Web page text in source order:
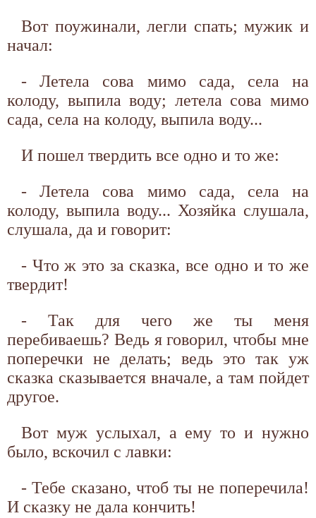
Вот поужинали, легли спать; мужик и
начал:
- Летела сова мимо сада, села на
колоду, выпила воду; летела сова мимо
сада, села на колоду, выпила воду...
И пошел твердить все одно и то же:
- Летела сова мимо сада, села на
колоду, выпила воду... Хозяйка слушала,
слушала, да и говорит:
- Что ж это за сказка, все одно и то же
твердит!
- Так для чего же ты меня
перебиваешь? Ведь я говорил, чтобы мне
поперечки не делать; ведь это так уж
сказка сказывается вначале, а там пойдет
другое.
Вот муж услыхал, а ему то и нужно
было, вскочил с лавки:
- Тебе сказано, чтоб ты не поперечила!
И сказку не дала кончить!